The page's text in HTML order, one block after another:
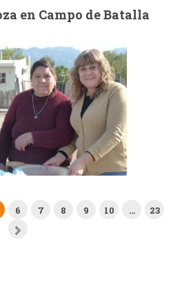
en Campo de Batalla
6 7 8 9 10 … 23